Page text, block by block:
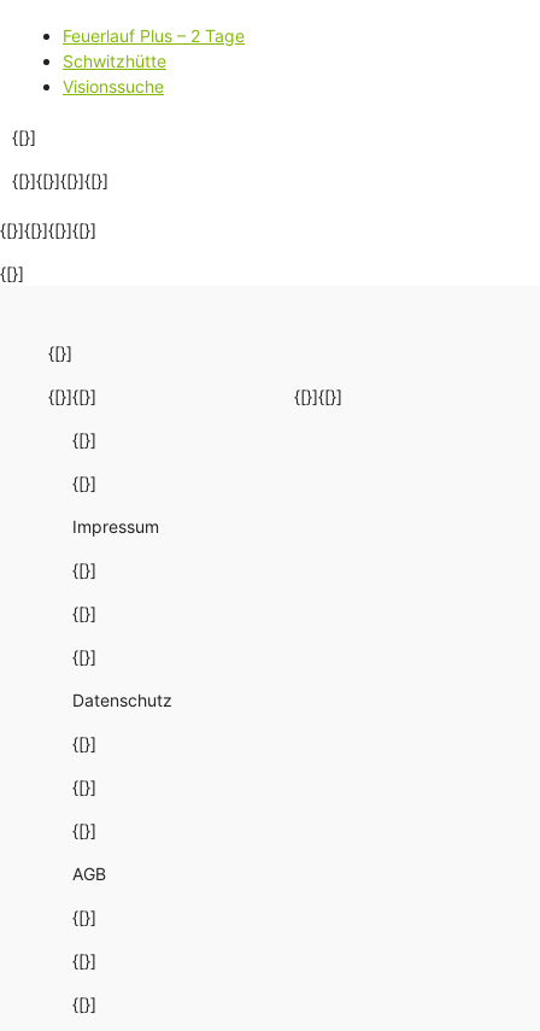
Feuerlauf Plus – 2 Tage
Schwitzhütte
Visionssuche
{[}]
{[}]{[}]{[}]{[}]
{[}]{[}]{[}]{[}]
{[}]
{[}]
{[}]{[}]
{[}]
{[}]
Impressum
{[}]
{[}]
{[}]
Datenschutz
{[}]
{[}]
{[}]
AGB
{[}]
{[}]
{[}]
{[}]{[}]